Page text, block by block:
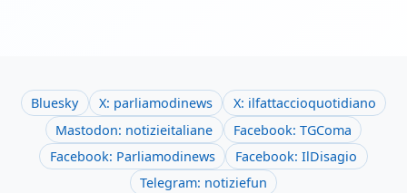
Bluesky X: parliamodinews
X: ilfattaccioquotidiano
Mastodon: notizieitaliane
Facebook: TGComa
Facebook: Parliamodinews
Facebook: IlDisagio
Telegram: notiziefun